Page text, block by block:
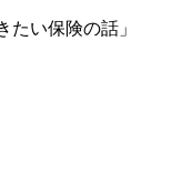
い保険の話」